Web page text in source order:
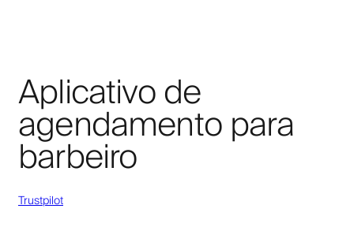
Aplicativo de
agendamento para
barbeiro
Trustpilot